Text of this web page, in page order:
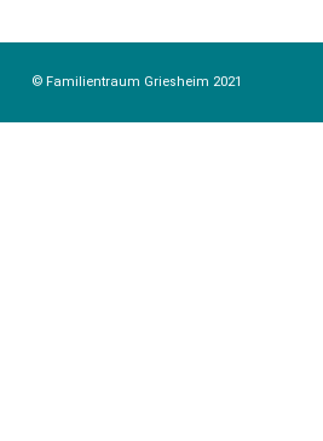
© Familientraum Griesheim 2021